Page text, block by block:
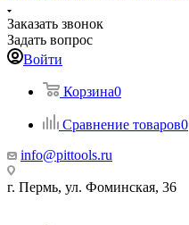
Заказать звонок
Задать вопрос
Войти
Корзина0
Сравнение товаров0
info@pittools.ru
г. Пермь, ул. Фоминская, 36